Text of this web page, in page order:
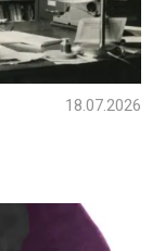
18.07.2026